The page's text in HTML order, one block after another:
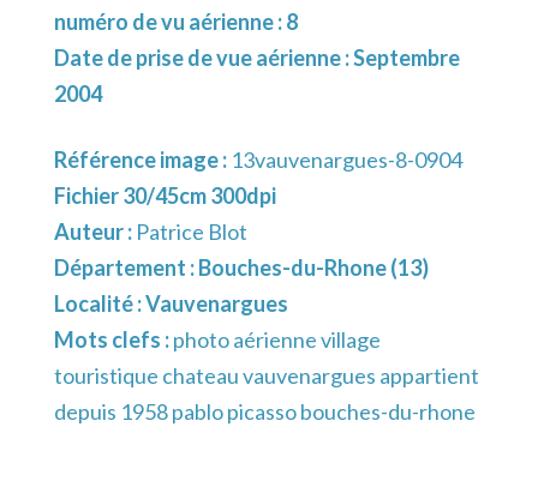
numéro de vu aérienne : 8
Date de prise de vue aérienne : Septembre
2004
Référence image : 13vauvenargues-8-0904
Fichier 30/45cm 300dpi
Auteur : Patrice Blot
Département :Bouches-du-Rhone (13)
Localité :Vauvenargues
Mots clefs :photo aérienne village
touristique chateau vauvenargues appartient
depuis 1958 pablo picasso bouches-du-rhone